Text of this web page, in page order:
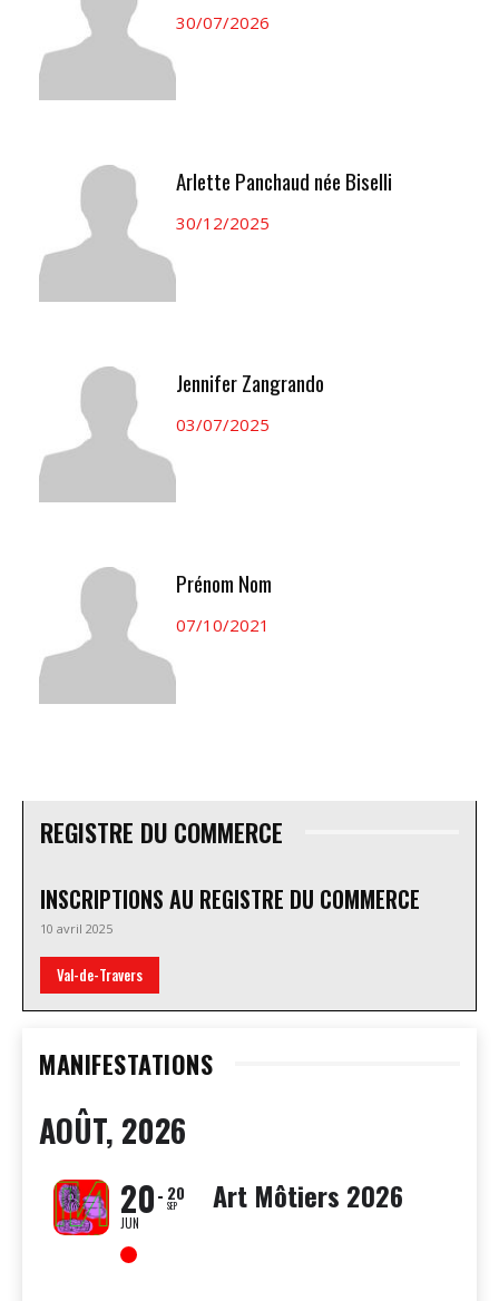
30/07/2026
Arlette Panchaud née Biselli
30/12/2025
Jennifer Zangrando
03/07/2025
Prénom Nom
07/10/2021
REGISTRE DU COMMERCE
INSCRIPTIONS AU REGISTRE DU COMMERCE
10 avril 2025
Val-de-Travers
MANIFESTATIONS
AOÛT, 2026
20
JUN
20
SEP Art Môtiers 2026